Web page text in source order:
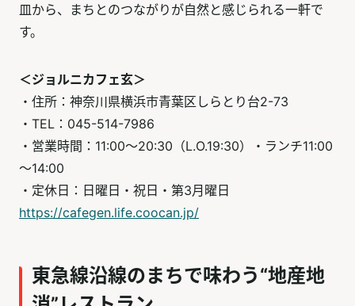
皿から、まちとのつながりが自然と感じられる一軒で
す。
＜ジョルニカフェ玄＞
・住所：神奈川県横浜市青葉区しらとり台2-73
・TEL：045-514-7986
・営業時間：11:00～20:30（L.O.19:30）・ランチ11:00
～14:00
・定休日：日曜日・祝日・第3月曜日
https://cafegen.life.coocan.jp/
東急線沿線のまちで味わう“地産地